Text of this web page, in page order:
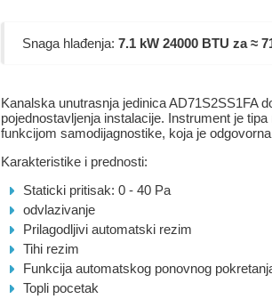
Snaga hlađenja: 7.1 kW 24000 BTU za ≈
Kanalska unutrasnja jedinica AD71S2SS1FA
pojednostavljenja instalacije. Instrument je
funkcijom samodijagnostike, koja je
Karakteristike i prednosti:
Staticki pritisak: 0 - 40 Pa
odvlazivanje
Prilagodljivi automatski rezim
Tihi rezim
Funkcija automatskog ponovnog
Topli pocetak